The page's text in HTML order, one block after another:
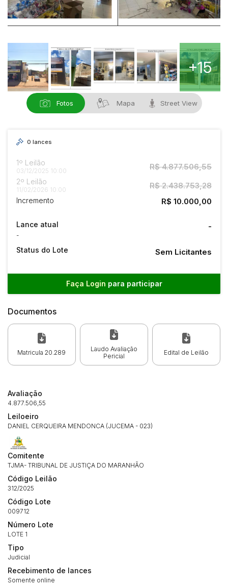
+15
Fotos Mapa Street View
0 lances
1º Leilão
03/12/2025 10:00 R$ 4.877.506,55
2º Leilão
11/02/2026 10:00 R$ 2.438.753,28
Incremento R$ 10.000,00
Lance atual
-
-
Status do Lote Sem Licitantes
Faça Login para participar
Documentos
Matricula 20.289
Laudo Avaliação
Pericial
Edital de Leilão
Avaliação
4.877.506,55
Leiloeiro
DANIEL CERQUEIRA MENDONCA (JUCEMA - 023)
Comitente
TJMA- TRIBUNAL DE JUSTIÇA DO MARANHÃO
Código Leilão
312/2025
Código Lote
009712
Número Lote
LOTE 1
Tipo
Judicial
Recebimento de lances
Somente online